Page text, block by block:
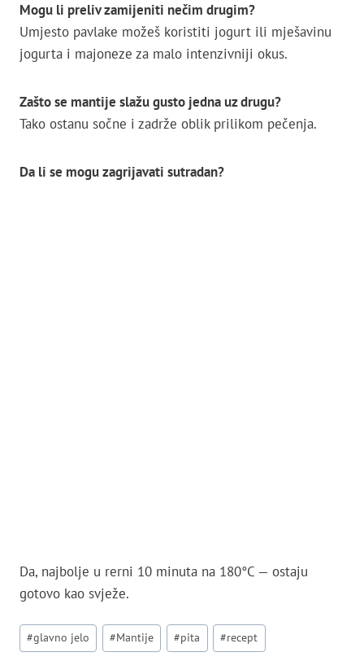
Mogu li preliv zamijeniti nečim drugim?
Umjesto pavlake možeš koristiti jogurt ili mješavinu
jogurta i majoneze za malo intenzivniji okus.
Zašto se mantije slažu gusto jedna uz drugu?
Tako ostanu sočne i zadrže oblik prilikom pečenja.
Da li se mogu zagrijavati sutradan?
Da, najbolje u rerni 10 minuta na 180°C — ostaju
gotovo kao svježe.
Post
Tags:
#glavno jelo #Mantije #pita #recept